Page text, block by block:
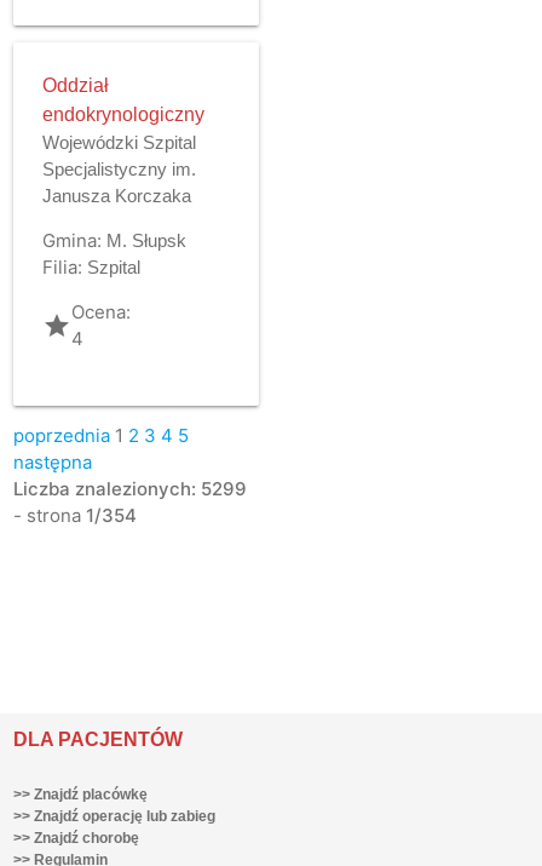
Oddział
endokrynologiczny
Wojewódzki Szpital
Specjalistyczny im.
Janusza Korczaka
Gmina: M. Słupsk
Filia: Szpital
gradeOcena:
4
poprzednia 1 2 3 4 5
następna
Liczba znalezionych: 5299
- strona 1/354
DLA PACJENTÓW
>> Znajdź placówkę
>> Znajdź operację lub zabieg
>> Znajdź chorobę
>> Regulamin